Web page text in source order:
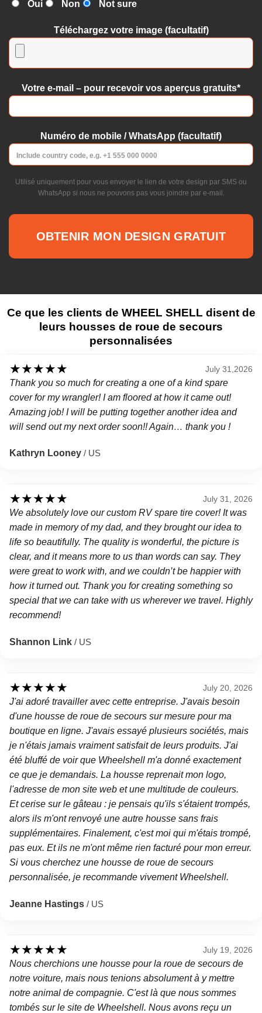
Oui Non Not sure
Téléchargez votre image (facultatif)
Votre e-mail – pour recevoir vos aperçus gratuits*
Numéro de mobile / WhatsApp (facultatif)
Utilisé uniquement pour vous envoyer le lien de votre design par SMS ou
WhatsApp si nous ne pouvons pas vous joindre par e-mail.
Ce que les clients de WHEEL SHELL disent de
leurs housses de roue de secours
personnalisées
★★★★★ July 31,2026
Thank you so much for creating a one of a kind spare
cover for my wrangler! I am floored at how it came out!
Amazing job! I will be putting together another idea and
will send out my next order soon!! Again… thank you !
Kathryn Looney / US
★★★★★ July 31, 2026
We absolutely love our custom RV spare tire cover! It was
made in memory of my dad, and they brought our idea to
life so beautifully. The quality is wonderful, the picture is
clear, and it means more to us than words can say. They
were great to work with, and we couldn’t be happier with
how it turned out. Thank you for creating something so
special that we can take with us wherever we travel. Highly
recommend!
Shannon Link / US
★★★★★ July 20, 2026
J'ai adoré travailler avec cette entreprise. J'avais besoin
d'une housse de roue de secours sur mesure pour ma
boutique en ligne. J'avais essayé plusieurs sociétés, mais
je n'étais jamais vraiment satisfait de leurs produits. J'ai
été bluffé de voir que Wheelshell m'a donné exactement
ce que je demandais. La housse reprenait mon logo,
l'adresse de mon site web et une multitude de couleurs.
Et cerise sur le gâteau : je pensais qu'ils s'étaient trompés,
alors ils m'ont renvoyé une autre housse sans frais
supplémentaires. Finalement, c'est moi qui m'étais trompé,
pas eux. Et ils ne m'ont même rien facturé pour mon erreur.
Si vous cherchez une housse de roue de secours
personnalisée, je recommande vivement Wheelshell.
Jeanne Hastings / US
★★★★★ July 19, 2026
Nous cherchions une housse pour la roue de secours de
notre voiture, mais nous tenions absolument à y mettre
notre animal de compagnie. C'est là que nous sommes
tombés sur le site de Wheelshell. Nous avons reçu un